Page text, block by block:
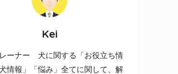
Kei
レーナー 犬に関する「お役立ち情
情報」「悩み」全てに関して、解